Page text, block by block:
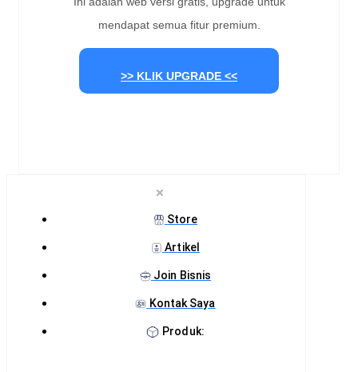
mendapat semua fitur premium.
>> KLIK UPGRADE <<
Store
Artikel
Join Bisnis
Kontak Saya
Produk: